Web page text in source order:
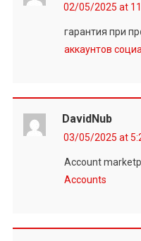
02/05/2025 at
гарантия при
аккаунтов
DavidNub
03/05/2025 at
Account
Accounts